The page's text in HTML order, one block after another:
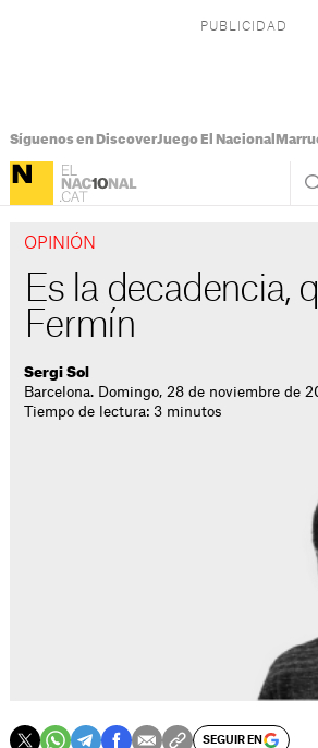
Síguenos en DiscoverJuego El Nacional
OPINIÓN
Es la decadencia,
Fermín
Sergi Sol
Barcelona. Domingo, 28 de noviembre de
Tiempo de lectura: 3 minutos
SEGUIR EN